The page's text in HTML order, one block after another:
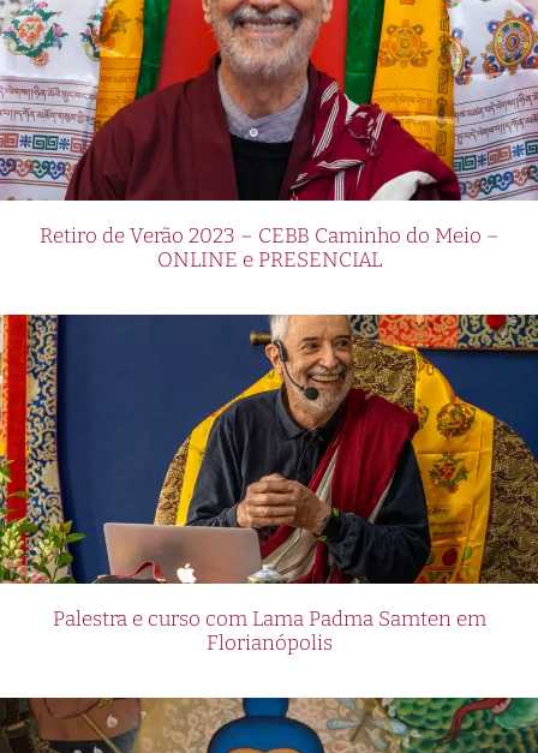
Retiro de Verão 2023 – CEBB Caminho do Meio –
ONLINE e PRESENCIAL
Palestra e curso com Lama Padma Samten em
Florianópolis